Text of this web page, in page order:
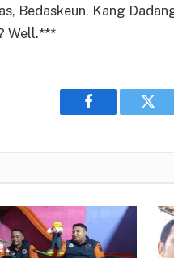
Bedaskeun. Kang
Well.***
Facebook